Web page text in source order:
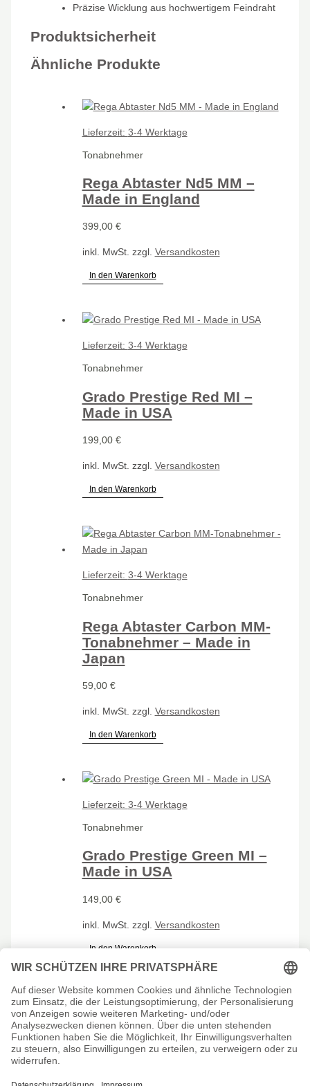
Präzise Wicklung aus hochwertigem Feindraht
Produktsicherheit
Ähnliche Produkte
Lieferzeit: 3-4 Werktage
Tonabnehmer
Rega Abtaster Nd5 MM –
Made in England
399,00 €
inkl. MwSt. zzgl. Versandkosten
In den Warenkorb
Lieferzeit: 3-4 Werktage
Tonabnehmer
Grado Prestige Red MI –
Made in USA
199,00 €
inkl. MwSt. zzgl. Versandkosten
In den Warenkorb
Lieferzeit: 3-4 Werktage
Tonabnehmer
Rega Abtaster Carbon MM-
Tonabnehmer – Made in
Japan
59,00 €
inkl. MwSt. zzgl. Versandkosten
In den Warenkorb
Lieferzeit: 3-4 Werktage
Tonabnehmer
Grado Prestige Green MI –
Made in USA
149,00 €
inkl. MwSt. zzgl. Versandkosten
In den Warenkorb
Impressum
Datenschutzerklärung
Kontakt
AGB